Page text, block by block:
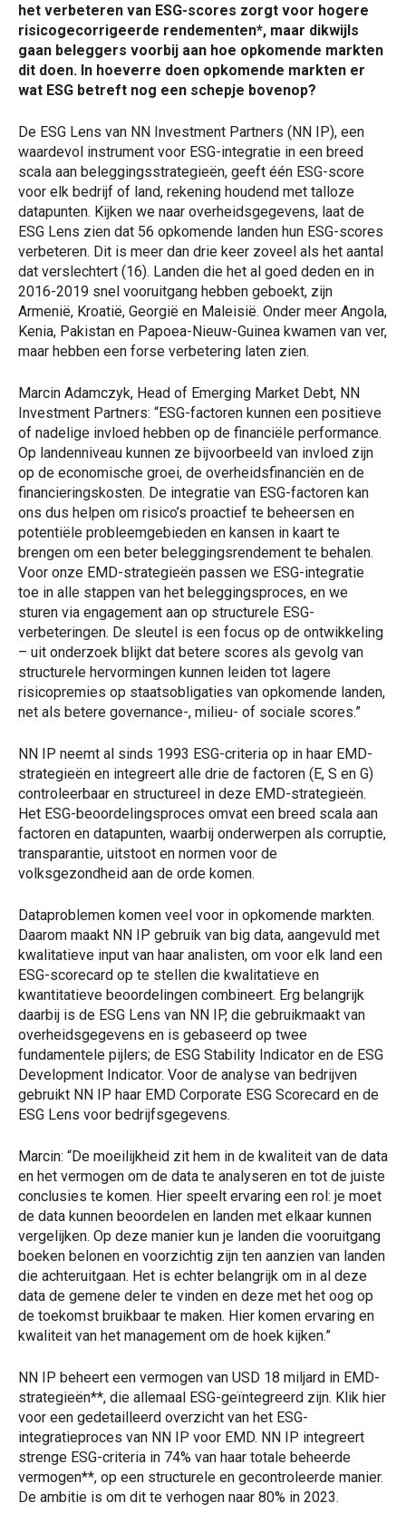
het verbeteren van ESG-scores zorgt voor hogere
risicogecorrigeerde rendementen*, maar dikwijls
gaan beleggers voorbij aan hoe opkomende markten
dit doen. In hoeverre doen opkomende markten er
wat ESG betreft nog een schepje bovenop?
De ESG Lens van NN Investment Partners (NN IP), een
waardevol instrument voor ESG-integratie in een breed
scala aan beleggingsstrategieën, geeft één ESG-score
voor elk bedrijf of land, rekening houdend met talloze
datapunten. Kijken we naar overheidsgegevens, laat de
ESG Lens zien dat 56 opkomende landen hun ESG-scores
verbeteren. Dit is meer dan drie keer zoveel als het aantal
dat verslechtert (16). Landen die het al goed deden en in
2016-2019 snel vooruitgang hebben geboekt, zijn
Armenië, Kroatië, Georgië en Maleisië. Onder meer Angola,
Kenia, Pakistan en Papoea-Nieuw-Guinea kwamen van ver,
maar hebben een forse verbetering laten zien.
Marcin Adamczyk, Head of Emerging Market Debt, NN
Investment Partners: “ESG-factoren kunnen een positieve
of nadelige invloed hebben op de financiële performance.
Op landenniveau kunnen ze bijvoorbeeld van invloed zijn
op de economische groei, de overheidsfinanciën en de
financieringskosten. De integratie van ESG-factoren kan
ons dus helpen om risico’s proactief te beheersen en
potentiële probleemgebieden en kansen in kaart te
brengen om een beter beleggingsrendement te behalen.
Voor onze EMD-strategieën passen we ESG-integratie
toe in alle stappen van het beleggingsproces, en we
sturen via engagement aan op structurele ESG-
verbeteringen. De sleutel is een focus op de ontwikkeling
– uit onderzoek blijkt dat betere scores als gevolg van
structurele hervormingen kunnen leiden tot lagere
risicopremies op staatsobligaties van opkomende landen,
net als betere governance-, milieu- of sociale scores.”
NN IP neemt al sinds 1993 ESG-criteria op in haar EMD-
strategieën en integreert alle drie de factoren (E, S en G)
controleerbaar en structureel in deze EMD-strategieën.
Het ESG-beoordelingsproces omvat een breed scala aan
factoren en datapunten, waarbij onderwerpen als corruptie,
transparantie, uitstoot en normen voor de
volksgezondheid aan de orde komen.
Dataproblemen komen veel voor in opkomende markten.
Daarom maakt NN IP gebruik van big data, aangevuld met
kwalitatieve input van haar analisten, om voor elk land een
ESG-scorecard op te stellen die kwalitatieve en
kwantitatieve beoordelingen combineert. Erg belangrijk
daarbij is de ESG Lens van NN IP, die gebruikmaakt van
overheidsgegevens en is gebaseerd op twee
fundamentele pijlers; de ESG Stability Indicator en de ESG
Development Indicator. Voor de analyse van bedrijven
gebruikt NN IP haar EMD Corporate ESG Scorecard en de
ESG Lens voor bedrijfsgegevens.
Marcin: “De moeilijkheid zit hem in de kwaliteit van de data
en het vermogen om de data te analyseren en tot de juiste
conclusies te komen. Hier speelt ervaring een rol: je moet
de data kunnen beoordelen en landen met elkaar kunnen
vergelijken. Op deze manier kun je landen die vooruitgang
boeken belonen en voorzichtig zijn ten aanzien van landen
die achteruitgaan. Het is echter belangrijk om in al deze
data de gemene deler te vinden en deze met het oog op
de toekomst bruikbaar te maken. Hier komen ervaring en
kwaliteit van het management om de hoek kijken.”
NN IP beheert een vermogen van USD 18 miljard in EMD-
strategieën**, die allemaal ESG-geïntegreerd zijn. Klik hier
voor een gedetailleerd overzicht van het ESG-
integratieproces van NN IP voor EMD. NN IP integreert
strenge ESG-criteria in 74% van haar totale beheerde
vermogen**, op een structurele en gecontroleerde manier.
De ambitie is om dit te verhogen naar 80% in 2023.